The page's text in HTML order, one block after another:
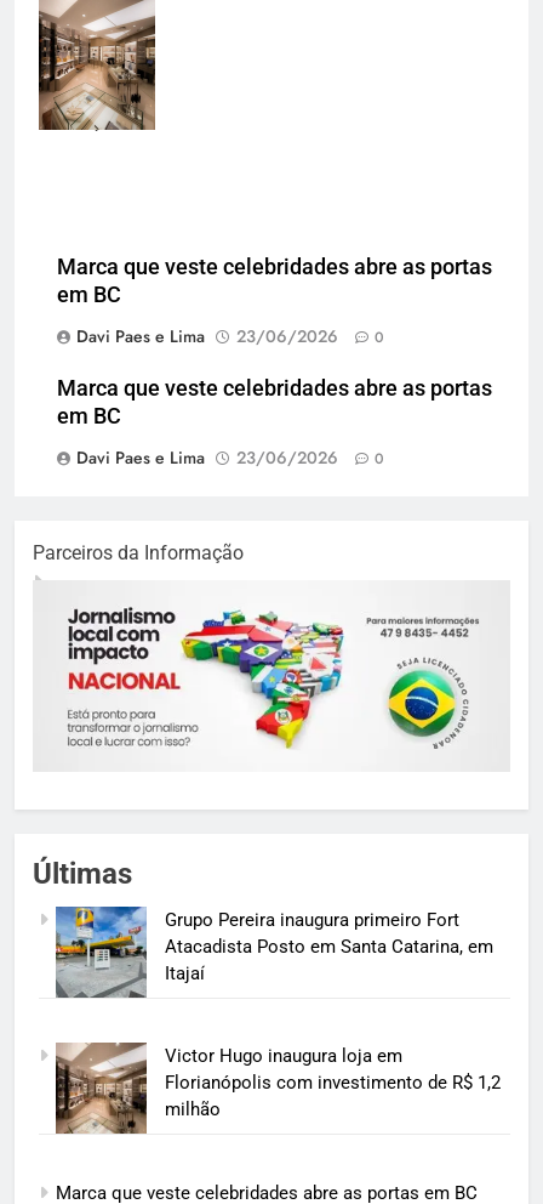
mais recente da
marca e reforça
o varejo de alto
padrão em
Florianópolis
Marca que veste celebridades abre as portas
em BC
Davi Paes e Lima
23/06/2026 0
Marca que veste celebridades abre as portas
em BC
Davi Paes e Lima
23/06/2026 0
Parceiros da Informação
Últimas
Grupo Pereira inaugura primeiro Fort
Atacadista Posto em Santa Catarina, em
Itajaí
Victor Hugo inaugura loja em
Florianópolis com investimento de R$ 1,2
milhão
Marca que veste celebridades abre as portas em BC